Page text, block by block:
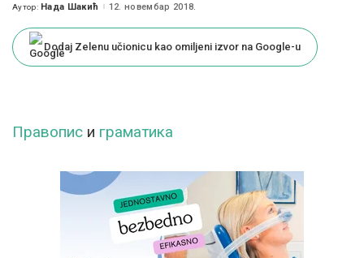
Posted
Аутор: Нада Шакић 12. новембар 2018.
Dodaj Zelenu učionicu kao omiljeni izvor na Google-u
Правопис и граматика